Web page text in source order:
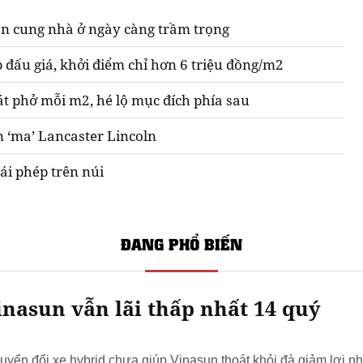
cung nhà ở ngày càng trầm trọng
giá, khởi điểm chỉ hơn 6 triệu đồng/m2
mỗi m2, hé lộ mục đích phía sau
Lancaster Lincoln
phép trên núi
ĐANG PHỔ BIẾN
vẫn lãi thấp nhất 14 quý
đổi xe hybrid chưa giúp Vinasun thoát khỏi đà giảm lợi